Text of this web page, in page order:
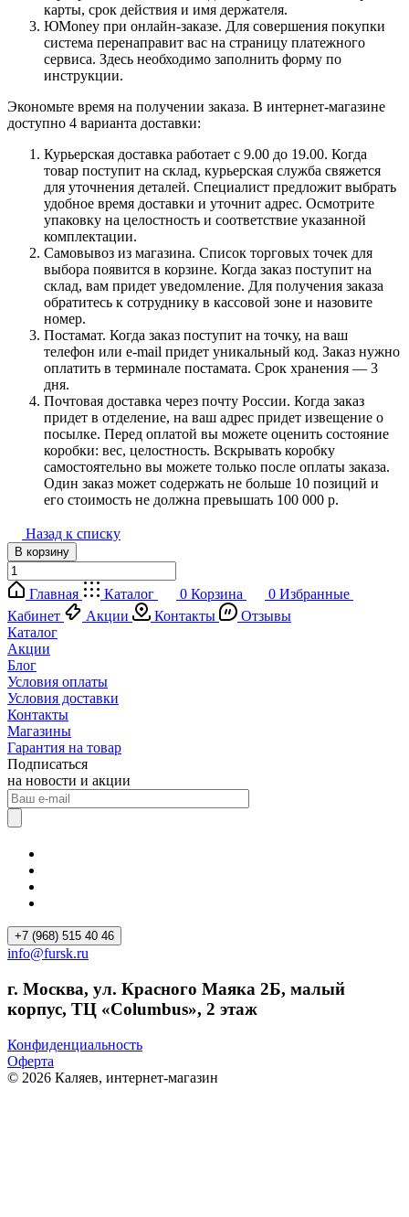
карты, срок действия и имя держателя.
ЮMoney при онлайн-заказе. Для совершения покупки
система перенаправит вас на страницу платежного
сервиса. Здесь необходимо заполнить форму по
инструкции.
Экономьте время на получении заказа. В интернет-магазине
доступно 4 варианта доставки:
Курьерская доставка работает с 9.00 до 19.00. Когда
товар поступит на склад, курьерская служба свяжется
для уточнения деталей. Специалист предложит выбрать
удобное время доставки и уточнит адрес. Осмотрите
упаковку на целостность и соответствие указанной
комплектации.
Самовывоз из магазина. Список торговых точек для
выбора появится в корзине. Когда заказ поступит на
склад, вам придет уведомление. Для получения заказа
обратитесь к сотруднику в кассовой зоне и назовите
номер.
Постамат. Когда заказ поступит на точку, на ваш
телефон или e-mail придет уникальный код. Заказ нужно
оплатить в терминале постамата. Срок хранения — 3
дня.
Почтовая доставка через почту России. Когда заказ
придет в отделение, на ваш адрес придет извещение о
посылке. Перед оплатой вы можете оценить состояние
коробки: вес, целостность. Вскрывать коробку
самостоятельно вы можете только после оплаты заказа.
Один заказ может содержать не больше 10 позиций и
его стоимость не должна превышать 100 000 р.
Назад к списку
В корзину
Главная Каталог 0 Корзина 0 Избранные
Кабинет
Акции Контакты
Отзывы
Каталог
Акции
Блог
Условия оплаты
Условия доставки
Контакты
Магазины
Гарантия на товар
Подписаться
на новости и акции
+7 (968) 515 40 46
info@fursk.ru
г. Москва, ул. Красного Маяка 2Б, малый
корпус, ТЦ «Columbus», 2 этаж
Конфиденциальность
Оферта
© 2026 Каляев, интернет-магазин